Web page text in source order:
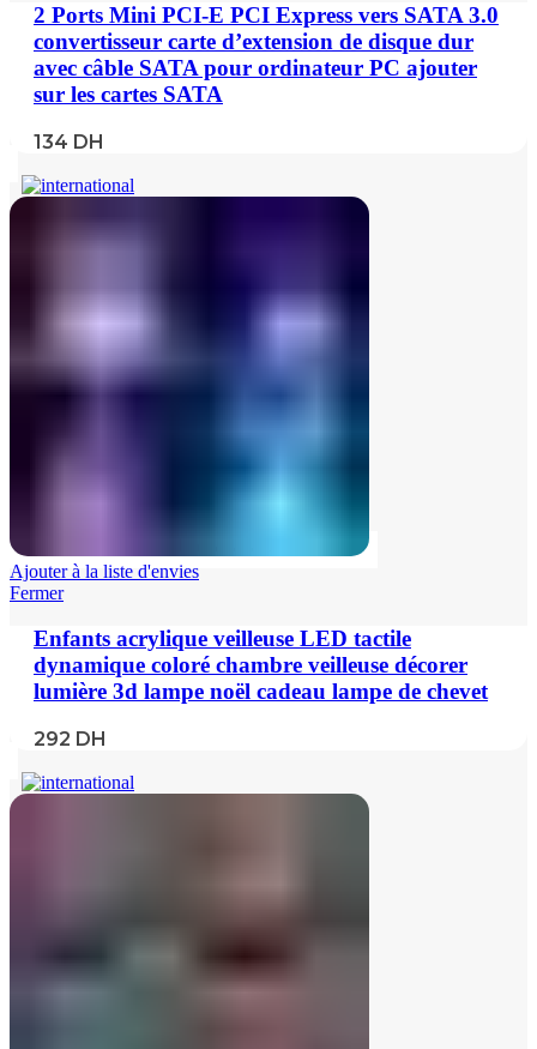
2 Ports Mini PCI-E PCI Express vers SATA 3.0
convertisseur carte d’extension de disque dur
avec câble SATA pour ordinateur PC ajouter
sur les cartes SATA
134 DH
Ajouter à la liste d'envies
Fermer
Enfants acrylique veilleuse LED tactile
dynamique coloré chambre veilleuse décorer
lumière 3d lampe noël cadeau lampe de chevet
292 DH